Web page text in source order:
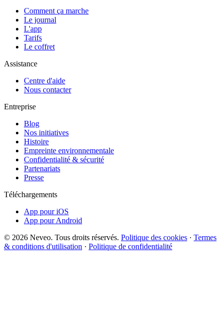
Comment ça marche
Le journal
L'app
Tarifs
Le coffret
Assistance
Centre d'aide
Nous contacter
Entreprise
Blog
Nos initiatives
Histoire
Empreinte environnementale
Confidentialité & sécurité
Partenariats
Presse
Téléchargements
App pour iOS
App pour Android
© 2026 Neveo. Tous droits réservés. Politique des cookies · Termes
& conditions d'utilisation · Politique de confidentialité